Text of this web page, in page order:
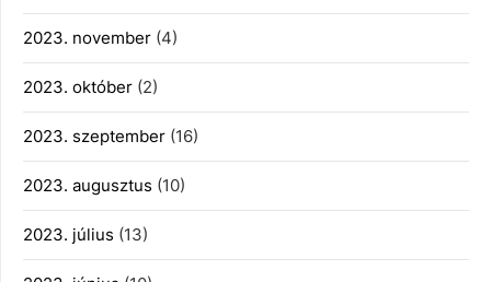
2023. november (4)
2023. október (2)
2023. szeptember (16)
2023. augusztus (10)
2023. július (13)